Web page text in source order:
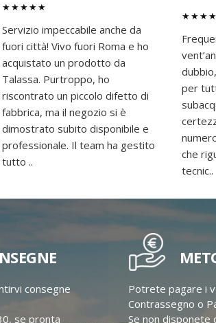
★★★★★
Servizio impeccabile anche da
fuori città! Vivo fuori Roma e ho
acquistato un prodotto da
Talassa. Purtroppo, ho
riscontrato un piccolo difetto di
fabbrica, ma il negozio si è
dimostrato subito disponibile e
professionale. Il team ha gestito
tutto ..
per
che
tecnic..
consegne
se pronta
Potrete pagare i
Contrassegno o
Se non disponete